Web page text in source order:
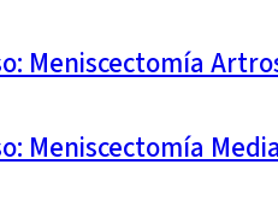
Meniscectomía
Meniscectomía